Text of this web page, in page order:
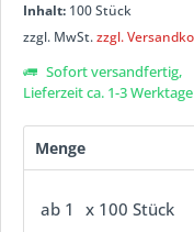
Inhalt: 100 Stück
zzgl. MwSt.zzgl.
Sofort versandfertig,
Lieferzeit ca. 1-3 Werktage
Menge
ab 1 x 100 Stück